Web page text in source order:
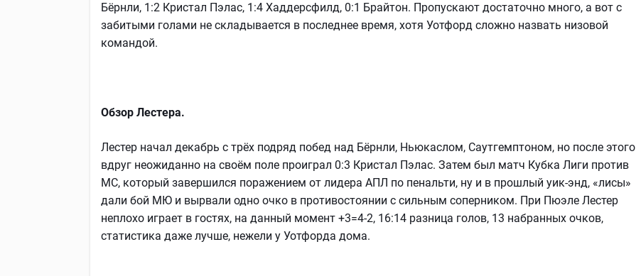
Бёрнли, 1:2 Кристал Пэлас, 1:4 Хаддерсфилд, 0:1 Брайтон. Пропускают достаточно много, а вот с
забитыми голами не складывается в последнее время, хотя Уотфорд сложно назвать низовой
командой.
Обзор Лестера.
Лестер начал декабрь с трёх подряд побед над Бёрнли, Ньюкаслом, Саутгемптоном, но после этого
вдруг неожиданно на своём поле проиграл 0:3 Кристал Пэлас. Затем был матч Кубка Лиги против
МС, который завершился поражением от лидера АПЛ по пенальти, ну и в прошлый уик-энд, «лисы»
дали бой МЮ и вырвали одно очко в противостоянии с сильным соперником. При Пюэле Лестер
неплохо играет в гостях, на данный момент +3=4-2, 16:14 разница голов, 13 набранных очков,
статистика даже лучше, нежели у Уотфорда дома.